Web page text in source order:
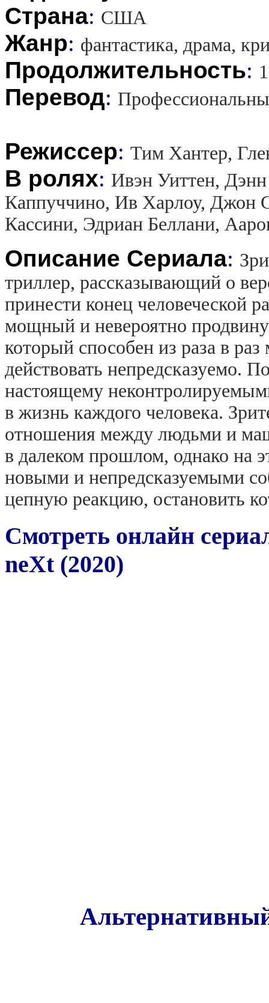
Страна: США
Жанр: фантастика, драма,
Продолжительность:
Перевод:
Режиссер: Тим Хантер,
В ролях: Ивэн Уиттен,
Каппуччино, Ив Харлоу, Джон
Кассини, Эдриан Беллани,
Описание Сериала:
триллер, рассказывающий о
принести конец человеческой
мощный и невероятно
который способен из раза в
действовать непредсказуемо.
настоящему
в жизнь каждого человека.
отношения между людьми и
в далеком прошлом, однако на
новыми и непредсказуемыми
цепную реакцию, остановить
Смотреть онлайн
neXt (2020)